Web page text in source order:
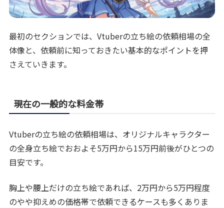
最初のセクションでは、Vtuberの立ち絵の依頼相場の全
体像と、依頼前に知っておきたい基本的なポイントを押
さえていきます。
現在の一般的な料金帯
Vtuberの立ち絵の依頼相場は、オリジナルキャラクター
の全身立ち絵でおおよそ5万円から15万円前後がひとつの
目安です。
胸上や腰上だけの立ち絵であれば、2万円から5万円程度
のやや抑えめの価格帯で依頼できるケースも多くありま